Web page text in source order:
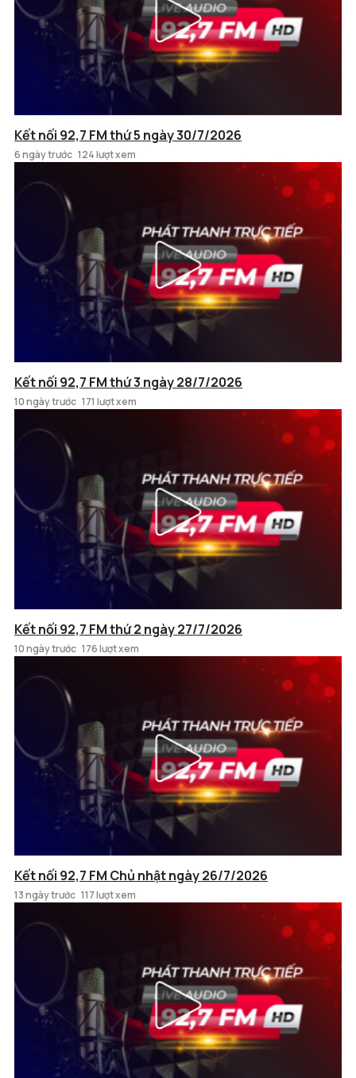
Kết nối 92,7 FM thứ 5 ngày 30/7/2026
6 ngày trước 124 lượt xem
Kết nối 92,7 FM thứ 3 ngày 28/7/2026
10 ngày trước 171 lượt xem
Kết nối 92,7 FM thứ 2 ngày 27/7/2026
10 ngày trước 176 lượt xem
Kết nối 92,7 FM Chủ nhật ngày 26/7/2026
13 ngày trước 117 lượt xem